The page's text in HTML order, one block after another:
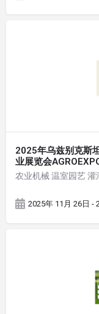
2025年乌兹别克斯
业展览会
农业机械 温室园艺
2025年 11月 26日 -